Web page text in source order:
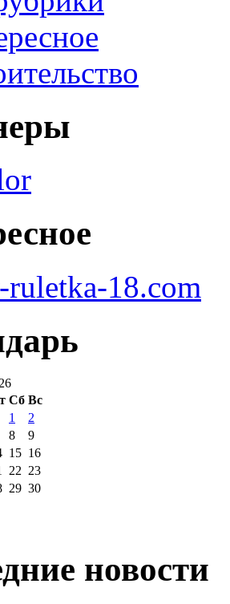
ruletka-18.com
Сб Вс
1
2
8
9
15 16
22 23
29 30
новости